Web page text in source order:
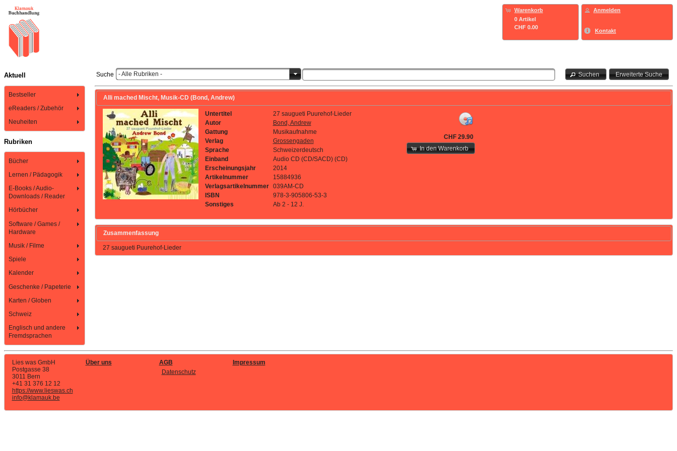
Warenkorb
0 Artikel
CHF 0.00
Anmelden
Kontakt
Aktuell
Bestseller
eReaders / Zubehör
Neuheiten
Rubriken
Bücher
Lernen / Pädagogik
E-Books / Audio-
Downloads / Reader
Hörbücher
Software / Games /
Hardware
Musik / Filme
Spiele
Kalender
Geschenke / Papeterie
Karten / Globen
Schweiz
Englisch und andere
Fremdsprachen
Suche - Alle Rubriken - Suchen Erweiterte Suche
Alli mached Mischt, Musik-CD (Bond, Andrew)
Untertitel
27 saugueti Puurehof-Lieder
Autor
Bond, Andrew
Gattung
Musikaufnahme
Verlag
Grossengaden
Sprache
Schweizerdeutsch
Einband
Audio CD (CD/SACD) (CD)
Erscheinungsjahr
2014
Artikelnummer
15884936
Verlagsartikelnummer
039AM-CD
ISBN
978-3-905806-53-3
Sonstiges
Ab 2 - 12 J.
CHF 29.90
In den Warenkorb
Zusammenfassung
27 saugueti Puurehof-Lieder
Lies was GmbH
Postgasse 38
3011 Bern
+41 31 376 12 12
https://www.lieswas.ch
info@klamauk.be
Über uns
AGB
Datenschutz
Impressum